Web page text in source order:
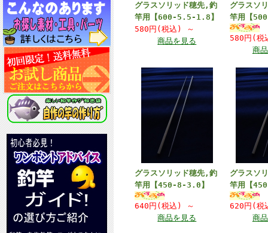
グラスソリッド穂先,釣
竿用【600-5.5-1.8】
580円(税込)
～
商品を見る
グラスソ
竿用【
580円(
商
グラスソリッド穂先,釣
竿用【450-8-3.0】
640円(税込)
～
商品を見る
グラスソ
竿用【
620円(
商